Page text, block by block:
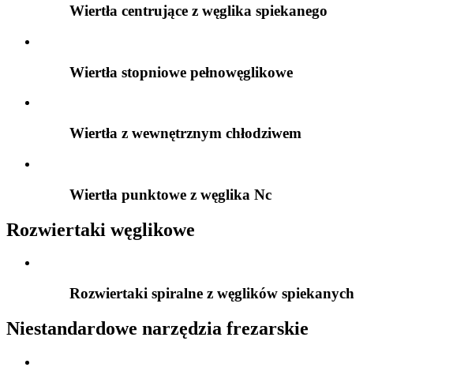
Wiertła centrujące z węglika spiekanego
Wiertła stopniowe pełnowęglikowe
Wiertła z wewnętrznym chłodziwem
Wiertła punktowe z węglika Nc
Rozwiertaki węglikowe
Rozwiertaki spiralne z węglików spiekanych
Niestandardowe narzędzia frezarskie